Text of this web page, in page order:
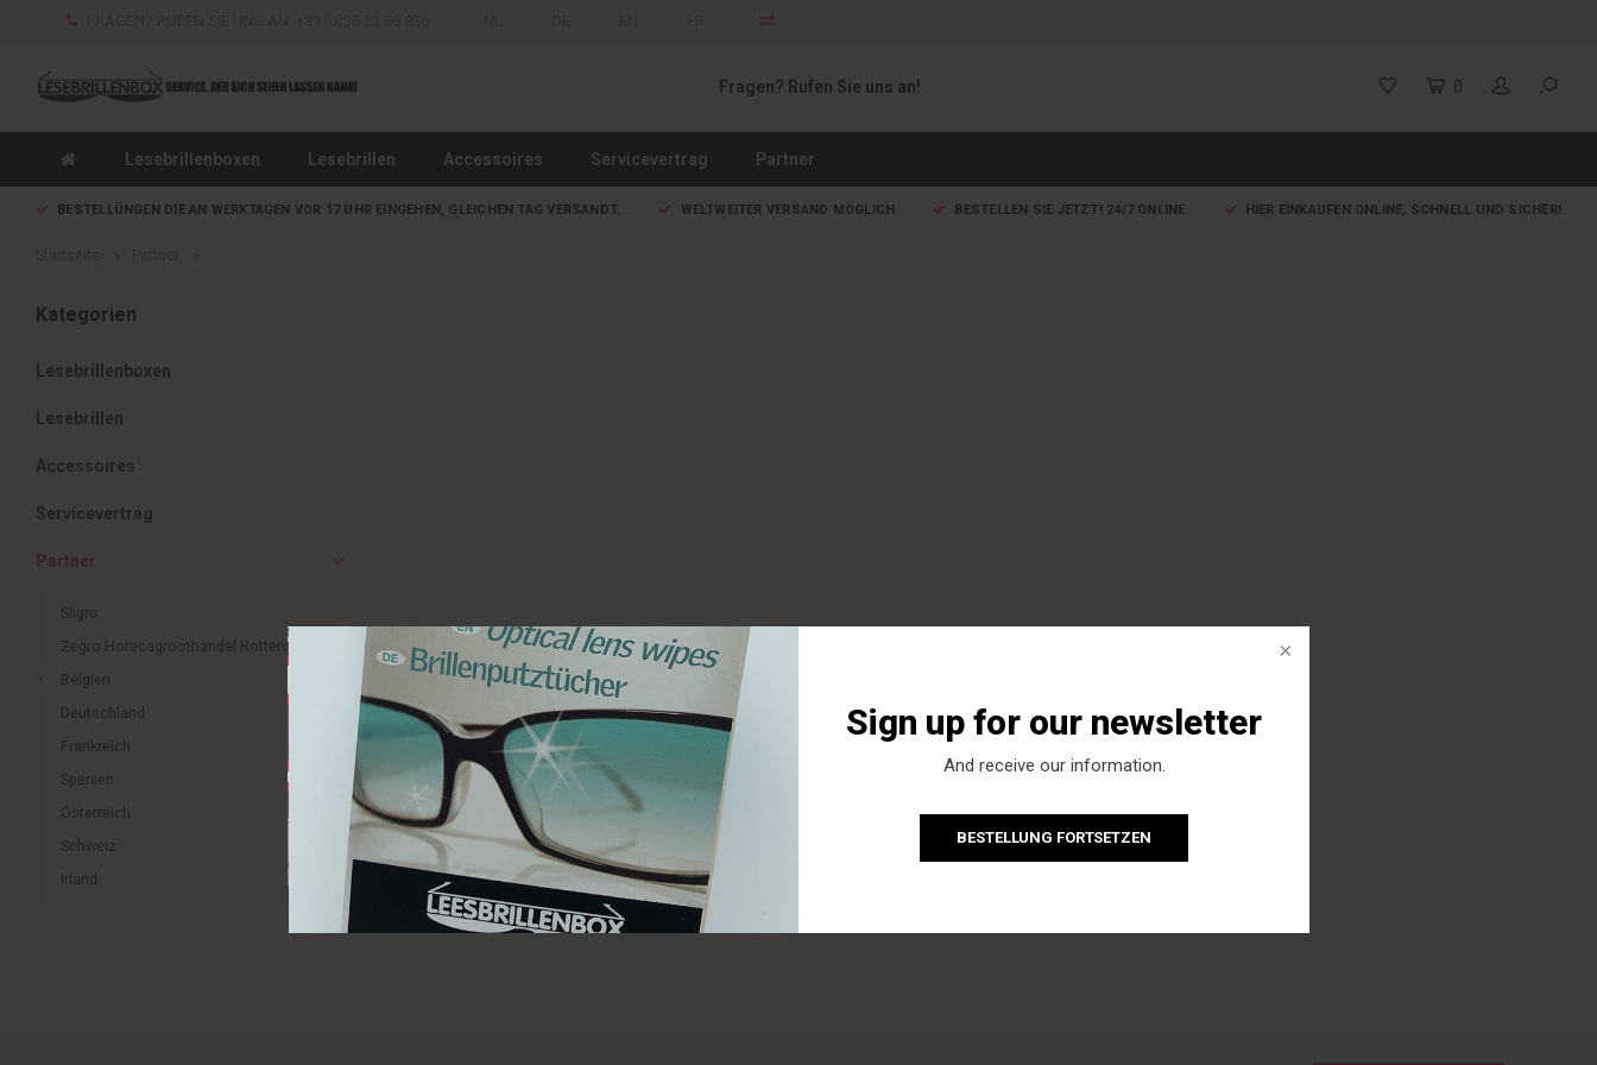
Sign up for our newsletter
And receive our information.
BESTELLUNG FORTSETZEN
Fragen? Rufen Sie uns an! 0
Lesebrillenboxen Lesebrillen Accessoires Servicevertrag Partner
BESTELLÜNGEN DIE AN WERKTAGEN VOR 17 UHR EINGEHEN, GLEICHEN TAG VERSANDT. WELTWEITER VERSAND MÖGLICH BESTELLEN SIE JETZT! 24/7 ONLINE HIER EINKAUFEN ONLINE, SCHNELL UND SICHER!
Kategorien
Lesebrillenboxen
Lesebrillen
Accessoires
Servicevertrag
Partner
Sligro
Zegro Horecagroothandel Rotterdam
Belgien
Deutschland
Frankreich
Spanien
Österreich
Schweiz
Irland